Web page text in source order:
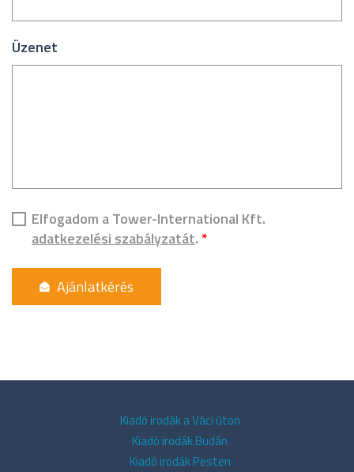
Üzenet
Elfogadom a Tower-International Kft.
adatkezelési szabályzatát. *
Kiadó irodák a Váci úton
Kiadó irodák Budán
Kiadó irodák Pesten